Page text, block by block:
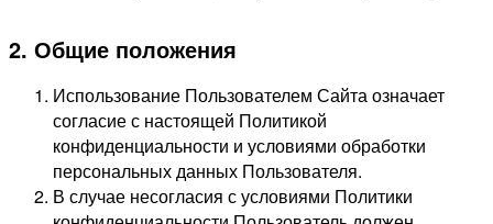
2. Общие положения
Использование Пользователем Сайта означает
согласие с настоящей Политикой
конфиденциальности и условиями обработки
персональных данных Пользователя.
В случае несогласия с условиями Политики